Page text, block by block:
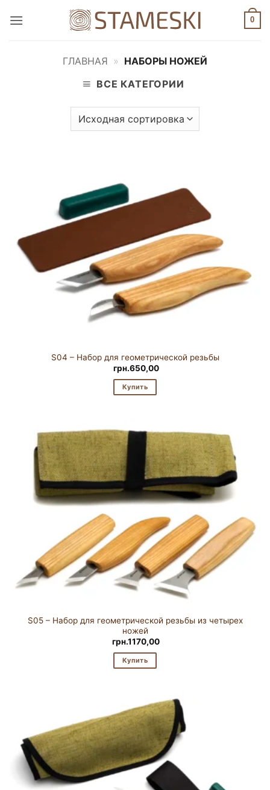
0
ГЛАВНАЯ » НАБОРЫ НОЖЕЙ
ВСЕ КАТЕГОРИИ
S04 – Набор для геометрической резьбы
грн.650,00
Купить
S05 – Набор для геометрической резьбы из четырех
ножей
грн.1170,00
Купить